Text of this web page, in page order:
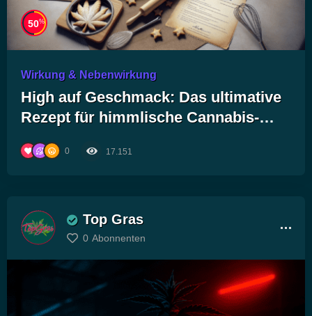
50%
Wirkung & Nebenwirkung
High auf Geschmack: Das ultimative
Rezept für himmlische Cannabis-
0 17.151
Top Gras
0 Abonnenten